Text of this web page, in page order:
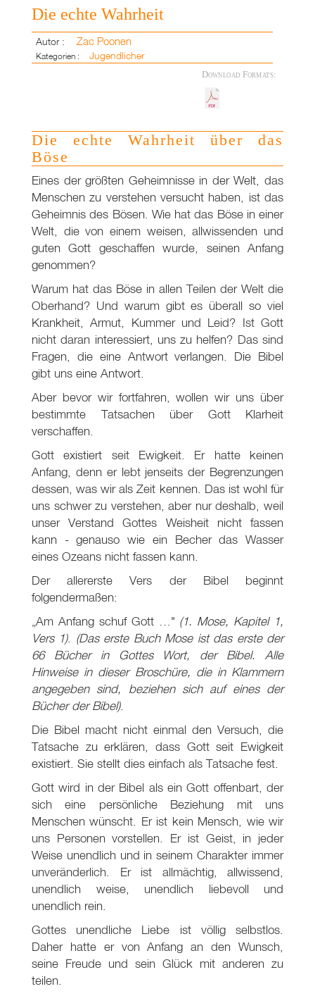
Die echte Wahrheit
Autor : Zac Poonen
Kategorien : Jugendlicher
Download Formats:
Die echte Wahrheit über das
Böse
Eines der größten Geheimnisse in der Welt, das
Menschen zu verstehen versucht haben, ist das
Geheimnis des Bösen. Wie hat das Böse in einer
Welt, die von einem weisen, allwissenden und
guten Gott geschaffen wurde, seinen Anfang
genommen?
Warum hat das Böse in allen Teilen der Welt die
Oberhand? Und warum gibt es überall so viel
Krankheit, Armut, Kummer und Leid? Ist Gott
nicht daran interessiert, uns zu helfen? Das sind
Fragen, die eine Antwort verlangen. Die Bibel
gibt uns eine Antwort.
Aber bevor wir fortfahren, wollen wir uns über
bestimmte Tatsachen über Gott Klarheit
verschaffen.
Gott existiert seit Ewigkeit. Er hatte keinen
Anfang, denn er lebt jenseits der Begrenzungen
dessen, was wir als Zeit kennen. Das ist wohl für
uns schwer zu verstehen, aber nur deshalb, weil
unser Verstand Gottes Weisheit nicht fassen
kann - genauso wie ein Becher das Wasser
eines Ozeans nicht fassen kann.
Der allererste Vers der Bibel beginnt
folgendermaßen:
„Am Anfang schuf Gott …" (1. Mose, Kapitel 1,
Vers 1). (Das erste Buch Mose ist das erste der
66 Bücher in Gottes Wort, der Bibel. Alle
Hinweise in dieser Broschüre, die in Klammern
angegeben sind, beziehen sich auf eines der
Bücher der Bibel).
Die Bibel macht nicht einmal den Versuch, die
Tatsache zu erklären, dass Gott seit Ewigkeit
existiert. Sie stellt dies einfach als Tatsache fest.
Gott wird in der Bibel als ein Gott offenbart, der
sich eine persönliche Beziehung mit uns
Menschen wünscht. Er ist kein Mensch, wie wir
uns Personen vorstellen. Er ist Geist, in jeder
Weise unendlich und in seinem Charakter immer
unveränderlich. Er ist allmächtig, allwissend,
unendlich weise, unendlich liebevoll und
unendlich rein.
Gottes unendliche Liebe ist völlig selbstlos.
Daher hatte er von Anfang an den Wunsch,
seine Freude und sein Glück mit anderen zu
teilen.